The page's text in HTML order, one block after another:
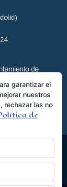
garantizar el
nuestros
rechazar las no
de